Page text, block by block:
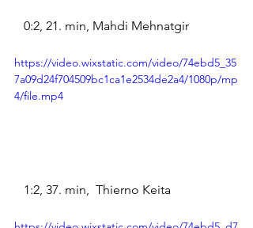
   0:2, 21. min, Mahdi Mehnatgir
https://video.wixstatic.com/video/74ebd5_35
7a09d24f704509bc1ca1e2534de2a4/1080p/mp
4/file.mp4
   1:2, 37. min,  Thierno Keita